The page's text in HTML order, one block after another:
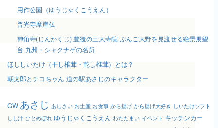
用作公園（ゆうじゃくこうえん）
普光寺摩崖仏
神角寺(じんかくじ) 豊後の三大寺院 ぶんご大野を見渡せる絶景展望
台 九州・シャクナゲの名所
ほししいたけ（干し椎茸・乾し椎茸）とは？
朝太郎とチコちゃん 道の駅あさじのキャラクター
GW あさじ あじさい お土産 お食事 から揚げ から揚げ大好き しいたけソフト
しし汁 ひとめぼれ ゆうじゃくこうえん わただまい イベント キッチンカー